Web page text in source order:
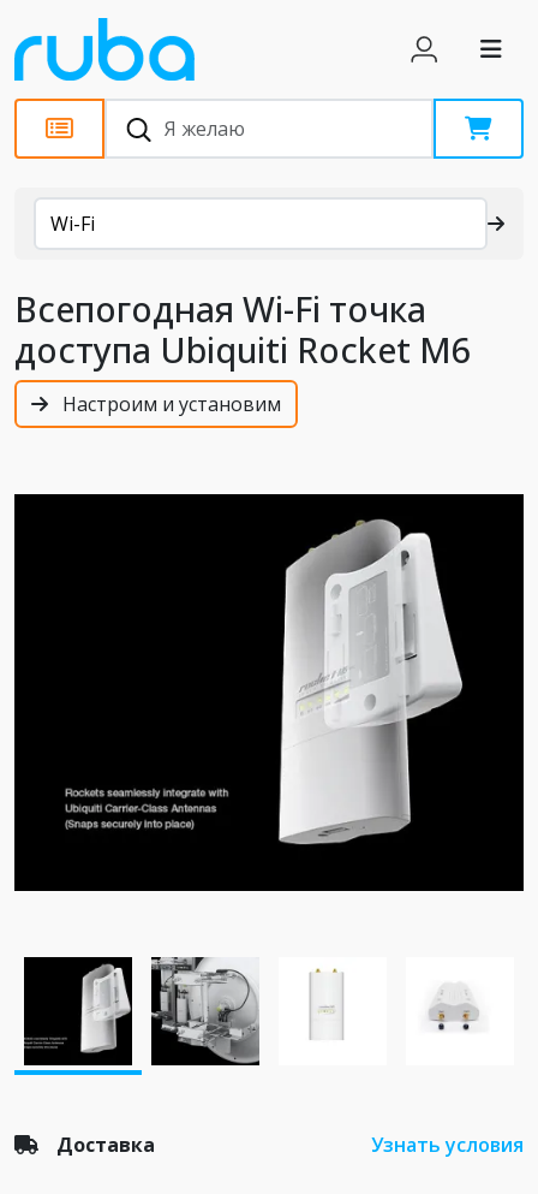
Каталог
Wi-Fi
Всепогодная Wi-Fi точка
доступа Ubiquiti Rocket M6
Настроим и установим
Доставка Узнать условия